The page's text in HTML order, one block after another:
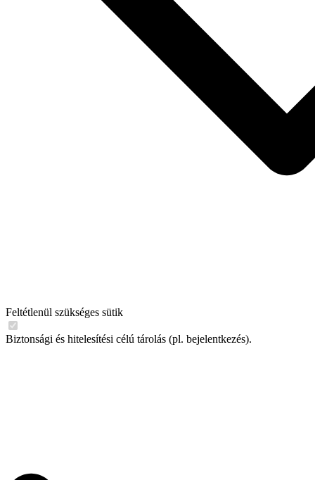
Feltétlenül szükséges sütik
Biztonsági és hitelesítési célú tárolás (pl. bejelentkezés).